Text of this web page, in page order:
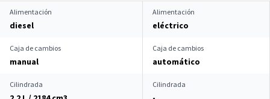
Alimentación
diesel
Alimentación
eléctrico
Caja de cambios
manual
Caja de cambios
automático
Cilindrada Cilindrada